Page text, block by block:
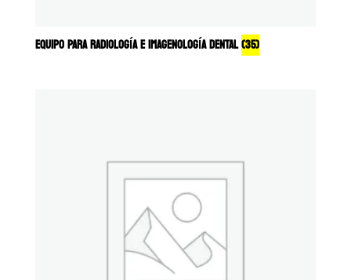
EQUIPO PARA RADIOLOGÍA E IMAGENOLOGÍA DENTAL(35)